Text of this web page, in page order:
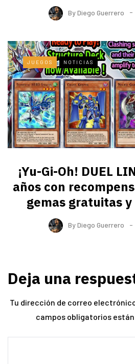
ByDiego Guerrero
JUEGOS NOTICIAS
¡Yu-Gi-Oh! DUEL
años con
gemas gratuitas
ByDiego Guerrero
Deja una
Tu dirección de correo
campos obligatorios